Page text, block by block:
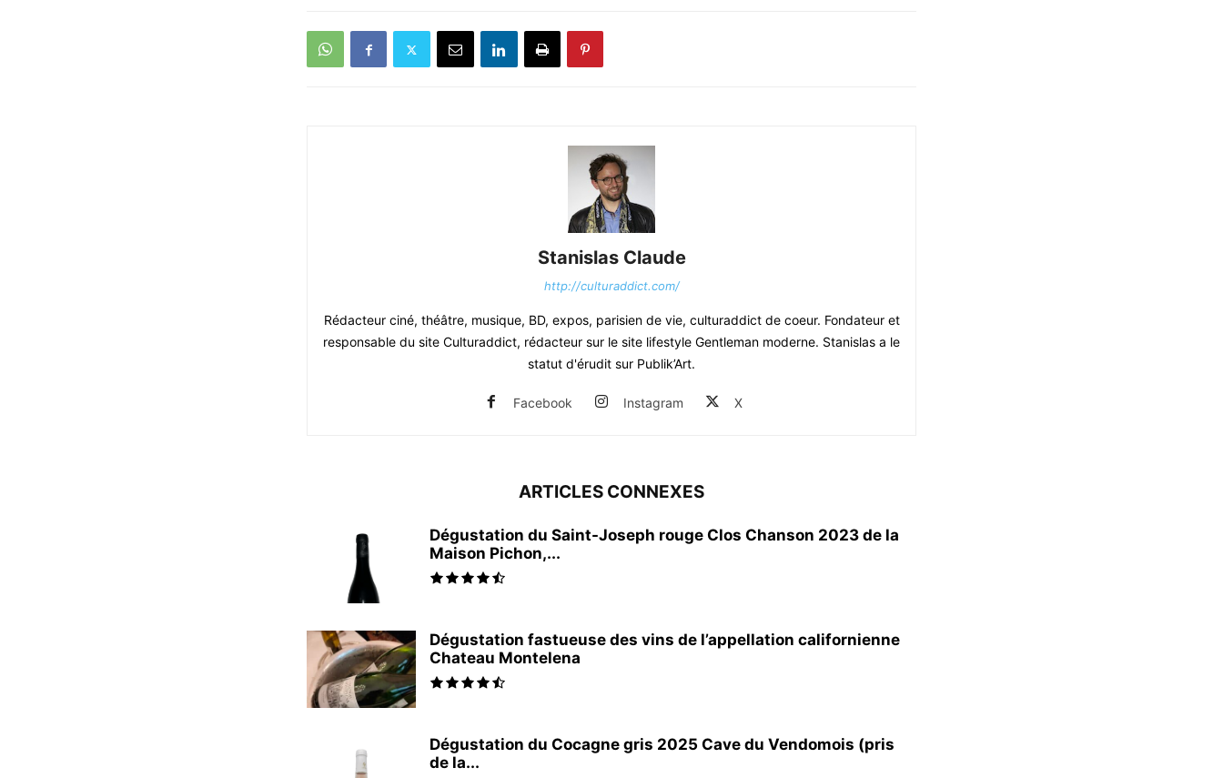
Stanislas Claude
http://culturaddict.com/
Rédacteur ciné, théâtre, musique, BD, expos, parisien de vie, culturaddict de coeur. Fondateur et
responsable du site Culturaddict, rédacteur sur le site lifestyle Gentleman moderne. Stanislas a le
statut d'érudit sur Publik’Art.
Facebook Instagram X
ARTICLES CONNEXES
Dégustation du Saint-Joseph rouge Clos Chanson 2023 de la
Maison Pichon,...
Dégustation fastueuse des vins de l’appellation californienne
Chateau Montelena
Dégustation du Cocagne gris 2025 Cave du Vendomois (pris
de la...